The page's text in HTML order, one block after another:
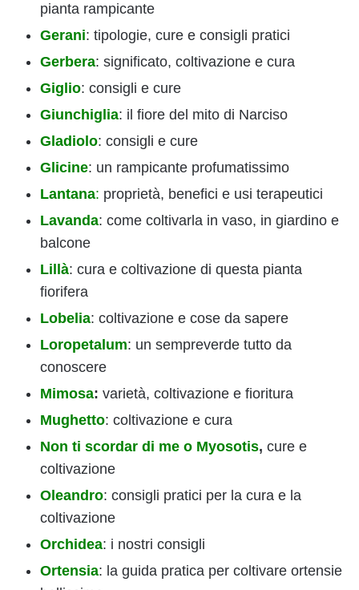
pianta rampicante
Gerani: tipologie, cure e consigli pratici
Gerbera: significato, coltivazione e cura
Giglio: consigli e cure
Giunchiglia: il fiore del mito di Narciso
Gladiolo: consigli e cure
Glicine: un rampicante profumatissimo
Lantana: proprietà, benefici e usi terapeutici
Lavanda: come coltivarla in vaso, in giardino e
balcone
Lillà: cura e coltivazione di questa pianta
fiorifera
Lobelia: coltivazione e cose da sapere
Loropetalum: un sempreverde tutto da
conoscere
Mimosa: varietà, coltivazione e fioritura
Mughetto: coltivazione e cura
Non ti scordar di me o Myosotis, cure e
coltivazione
Oleandro: consigli pratici per la cura e la
coltivazione
Orchidea: i nostri consigli
Ortensia: la guida pratica per coltivare ortensie